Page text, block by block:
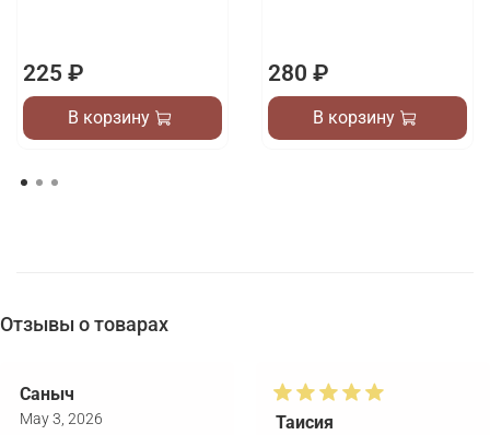
225 ₽
В корзину
280 ₽
В корзину
Отзывы о товарах
Саныч
May 3, 2026 Таисия